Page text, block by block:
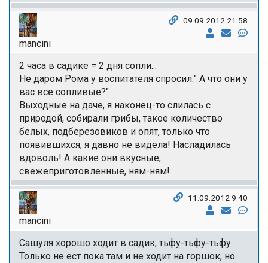
mancini
09.09.2012 21:58
2 часа в садике = 2 дня сопли...
Не даром Рома у воспитателя спросил:" А что они у
вас все сопливые?"
Выходные на даче, я наконец-то слилась с
природой, собирали грибы, такое количество
белых, подберезовиков и опят, только что
появившихся, я давно не видела! Насладилась
вдоволь! А какие они вкусные,
свежеприготовленные, ням-ням!
mancini
11.09.2012 9:40
Сашуля хорошо ходит в садик, тьфу-тьфу-тьфу.
Только не ест пока там и не ходит на горшок, но